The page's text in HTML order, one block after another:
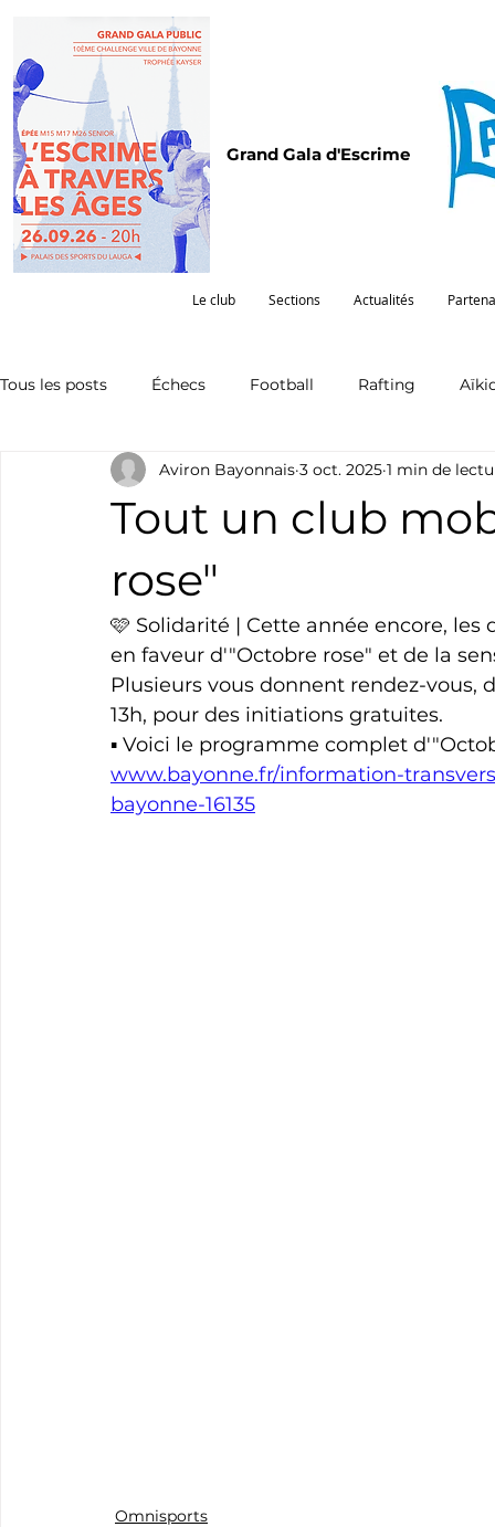
Grand Gala d'Escrime
Le club Sections Actualités
Tous les posts Échecs Football Rafting
Omnisports Partenariat Pelote Pentathlon
Cyclotourisme Surf Basket
Tout un club
rose"
Aviron Bayonnais 3 oct. 2025 1 min de
🩷 Solidarité | Cette année encore,
en faveur d'"Octobre rose" et de la
Plusieurs vous donnent rendez-vous,
13h, pour des initiations gratuites.
▪︎ Voici le programme complet
www.bayonne.fr/information-
bayonne-16135
Omnisports